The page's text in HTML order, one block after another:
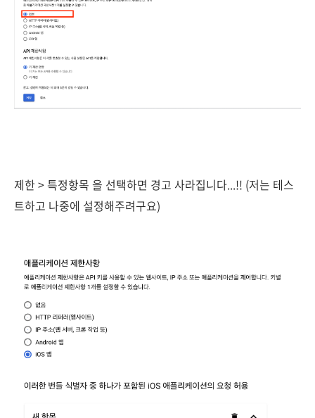
제한 > 특정항목 을 선택하면 경고 사라집니다...!! (저는 테스
트하고 나중에 설정해주려구요)